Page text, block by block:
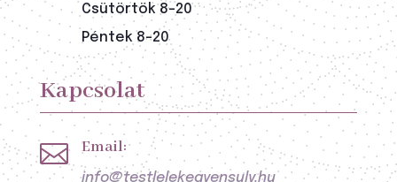
Csütörtök 8-20
Péntek 8-20
Kapcsolat
 Email:
info@testlelekegyensuly.hu